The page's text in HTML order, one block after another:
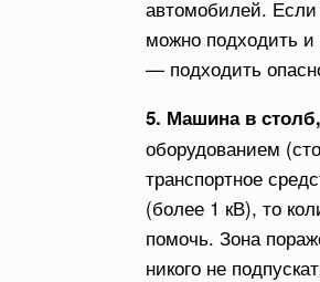
автомобилей.
можно подходить
— подходить
5. Машина в
оборудованием
транспортное
(более 1 кВ), то
помочь. Зона
никого не